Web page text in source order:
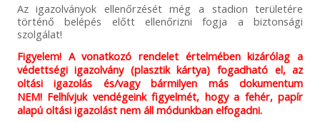
Az igazolványok ellenőrzését még a stadion területére
történő belépés előtt ellenőrizni fogja a biztonsági
szolgálat!
Figyelem! A vonatkozó rendelet értelmében kizárólag a
védettségi igazolvány (plasztik kártya) fogadható el, az
oltási igazolás és/vagy bármilyen más dokumentum
NEM! Felhívjuk vendégeink figyelmét, hogy a fehér, papír
alapú oltási igazolást nem áll módunkban elfogadni.